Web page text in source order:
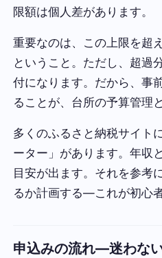
限額は個人差があります。
重要なのは、この上限を超
ということ。ただし、超過
付になります。だから、事
ることが、台所の予算管理
多くのふるさと納税サイト
ーター」があります。年収
目安が出ます。それを参考
るか計画する—これが初心
申込みの流れ—迷わな